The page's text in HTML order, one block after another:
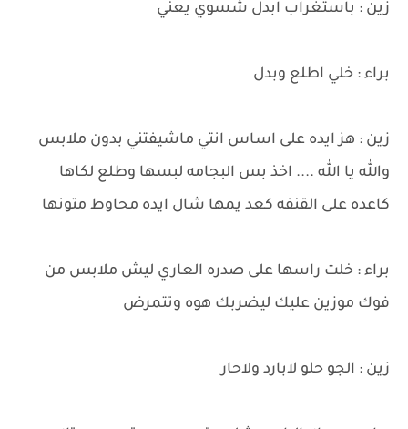
زين : باستغراب ابدل شسوي يعني
براء : خلي اطلع وبدل
زين : هز ايده على اساس انتي ماشيفتني بدون ملابس
والله يا الله .... اخذ بس البجامه لبسها وطلع لكاها
كاعده على القنفه كعد يمها شال ايده محاوط متونها
براء : خلت راسها على صدره العاري ليش ملابس من
فوك موزين عليك ليضربك هوه وتتمرض
زين : الجو حلو لابارد ولاحار